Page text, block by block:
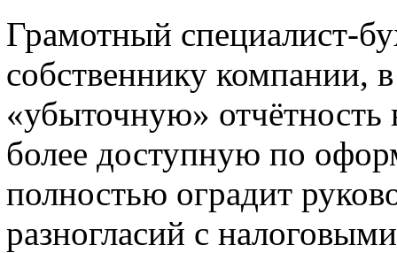
Грамотный специалист-
собственнику компании,
«убыточную» отчётность
более доступную по
полностью оградит
разногласий с